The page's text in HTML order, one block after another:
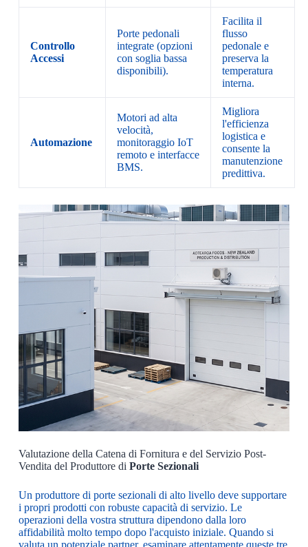
Controllo
Accessi
Porte pedonali
integrate (opzioni
con soglia bassa
disponibili).
Facilita il
flusso
pedonale e
preserva la
temperatura
interna.
Automazione
Motori ad alta
velocità,
monitoraggio IoT
remoto e interfacce
BMS.
Migliora
l'efficienza
logistica e
consente la
manutenzione
predittiva.
Valutazione della Catena di Fornitura e del Servizio Post-
Vendita del Produttore di Porte Sezionali
Un produttore di porte sezionali di alto livello deve supportare
i propri prodotti con robuste capacità di servizio. Le
operazioni della vostra struttura dipendono dalla loro
affidabilità molto tempo dopo l'acquisto iniziale. Quando si
valuta un potenziale partner, esaminare attentamente queste tre